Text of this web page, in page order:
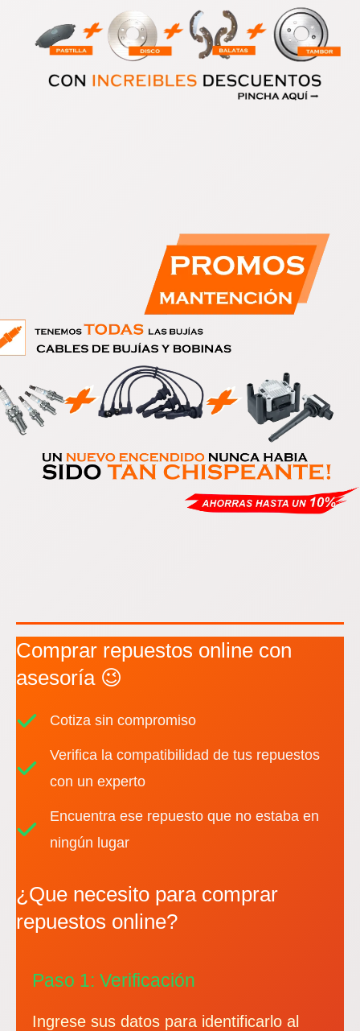
Comprar repuestos online con
asesoría 😉
Cotiza sin compromiso
Verifica la compatibilidad de tus repuestos
con un experto
Encuentra ese repuesto que no estaba en
ningún lugar
¿Que necesito para comprar
repuestos online?
Paso 1: Verificación
Ingrese sus datos para identificarlo al